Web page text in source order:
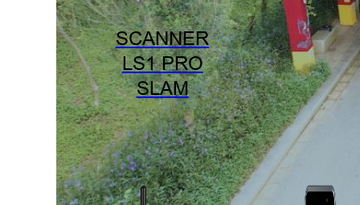
SCANNER
LS1 PRO
SLAM